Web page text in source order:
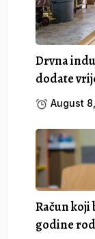
Drvna
dodate
August
Račun koji
godine